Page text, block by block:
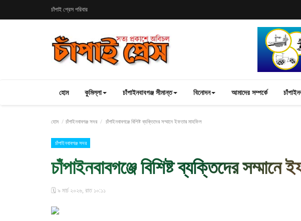
চাঁপাই প্রেস পরিবার
হোম কুমিল্লা চাঁপাইনবাবগঞ্জ সীমান্ত বিনোদন আমাদের সম্পর্কে
হোম চাঁপাইনবাবগঞ্জ সদর চাঁপাইনবাবগঞ্জে বিশিষ্ট ব্যক্তিদের সম্মানে ইফতার মাহফিল
চাঁপাইনবাবগঞ্জ সদর
চাঁপাইনবাবগঞ্জে বিশিষ্ট ব্যক্তিদের সম্মানে
🗓️ ৯ মার্চ ২০২৬, রাত ১০:১১